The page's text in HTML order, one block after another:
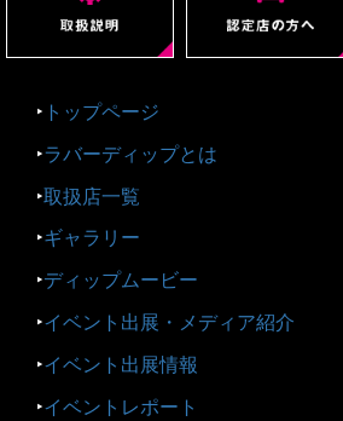
‣ トップページ
‣ラバーディップとは
‣取扱店一覧
‣ギャラリー
‣ディップムービー
‣イベント出展・メディア紹介
‣イベント出展情報
‣イベントレポート